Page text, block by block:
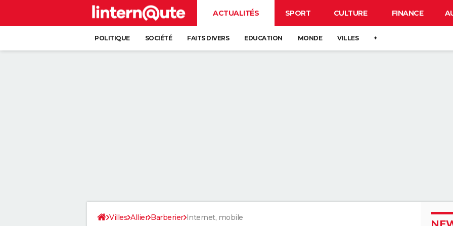
ACTUALITÉS SPORT CULTURE FINANCE
POLITIQUE SOCIÉTÉ FAITS DIVERS EDUCATION MONDE VILLES +
Villes Allier Barberier Internet, mobile